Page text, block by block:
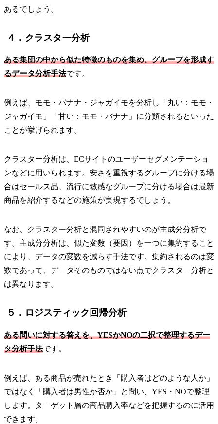
あるでしょう。
４．クラスター分析
ある集団の中から似た特徴のものを集め、グループを形成す
るデータ分析手法です。
例えば、モモ・バナナ・ジャガイモを分析し「丸い：モモ・
ジャガイモ」「甘い：モモ・バナナ」に分類されるといった
ことが挙げられます。
クラスター分析は、ECサイトのユーザーセグメンテーショ
ンなどに用いられます。安さを重視するグループに分ける場
合はセールス品、流行に敏感なグループに分ける場合は最新
商品を紹介するなどの施策が実現するでしょう。
なお、クラスター分析と混同されやすいのが主成分分析で
す。主成分分析は、似た変数（要因）を一つに集約すること
により、データの変数を減らす手法です。集約されるのは変
数であって、データそのものではない点でクラスター分析と
は異なります。
５．ロジスティック回帰分析
ある問いに対する答えを、YESかNOの二択で整理するデー
タ分析手法です。
例えば、ある商品が売れたとき「購入者はどのような人か」
ではなく「購入者は男性か否か」と問い、YES・NOで整理
します。ターゲット層の商品購入率などを把握するのに活用
できます。